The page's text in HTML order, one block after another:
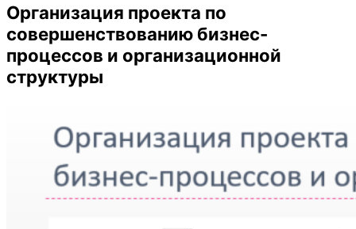
Организация проекта по
совершенствованию бизнес-
процессов и организационной
структуры